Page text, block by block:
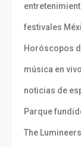
festivales
Horóscopos
música en vivo
noticias de
Parque
The Lumineers